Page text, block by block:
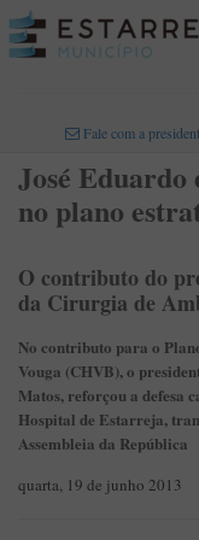
Fale com a
José Eduardo
no plano
O contributo do
da Cirurgia de
No contributo para o
Vouga (CHVB), o
Matos, reforçou a defesa
Hospital de Estarreja,
Assembleia da República
quarta, 19 de junho 2013